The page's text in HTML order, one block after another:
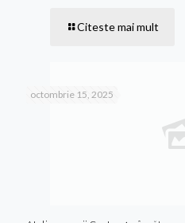
Citeste mai mult
octombrie 15, 2025